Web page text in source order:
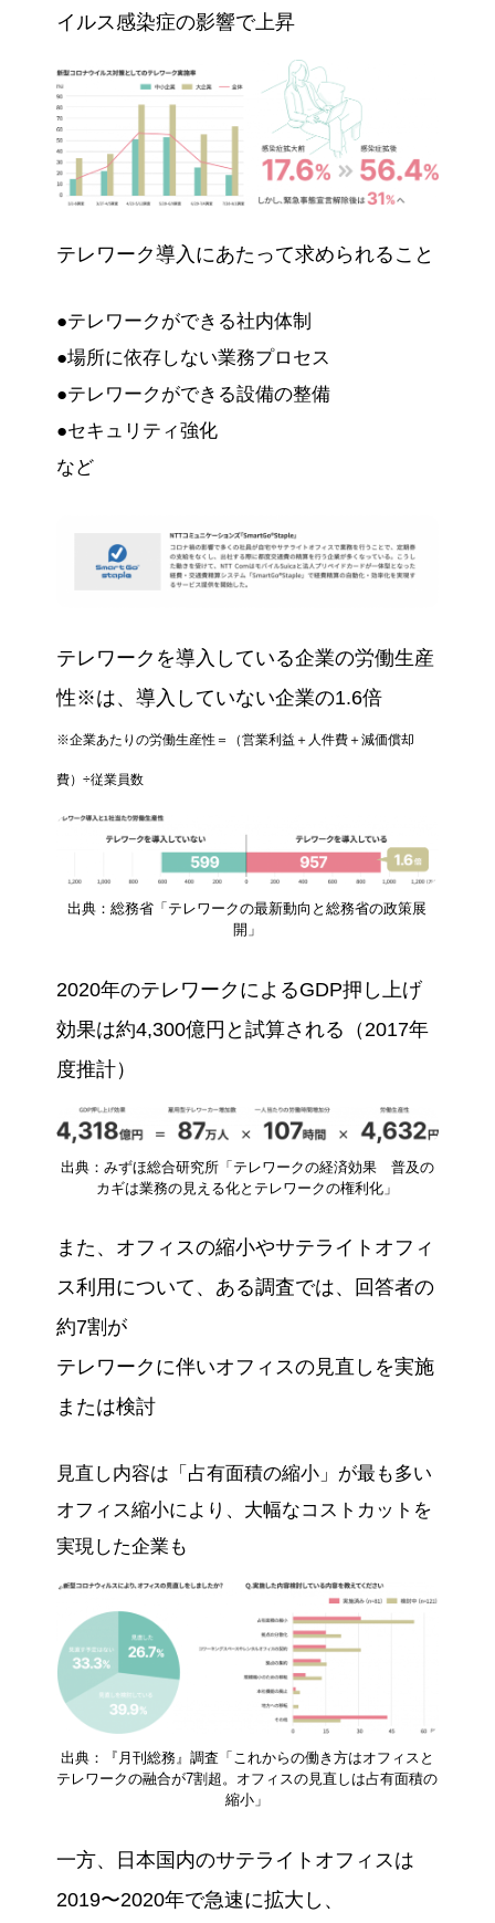
イルス感染症の影響で上昇
テレワーク導入にあたって求められること
●テレワークができる社内体制
●場所に依存しない業務プロセス
●テレワークができる設備の整備
●セキュリティ強化
など
テレワークを導入している企業の労働生産
性※は、導入していない企業の1.6倍
※企業あたりの労働生産性＝（営業利益＋人件費＋減価償却
費）÷従業員数
出典：総務省「テレワークの最新動向と総務省の政策展
開」
2020年のテレワークによるGDP押し上げ
効果は約4,300億円と試算される（2017年
度推計）
出典：みずほ総合研究所「テレワークの経済効果 普及の
カギは業務の見える化とテレワークの権利化」
また、オフィスの縮小やサテライトオフィ
ス利用について、ある調査では、回答者の
約7割が
テレワークに伴いオフィスの見直しを実施
または検討
見直し内容は「占有面積の縮小」が最も多い
オフィス縮小により、大幅なコストカットを
実現した企業も
出典：『月刊総務』調査「これからの働き方はオフィスと
テレワークの融合が7割超。オフィスの見直しは占有面積の
縮小」
一方、日本国内のサテライトオフィスは
2019〜2020年で急速に拡大し、